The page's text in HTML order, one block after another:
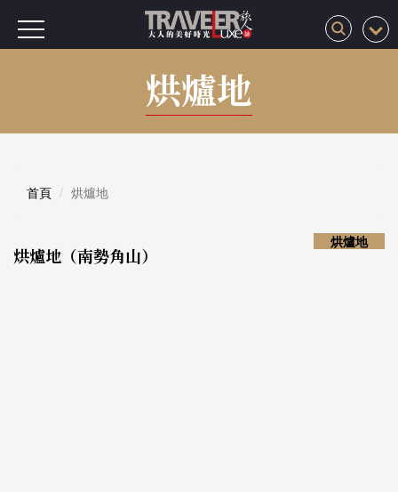
烘爐地
首頁 烘爐地
烘爐地（南勢角山）
烘爐地